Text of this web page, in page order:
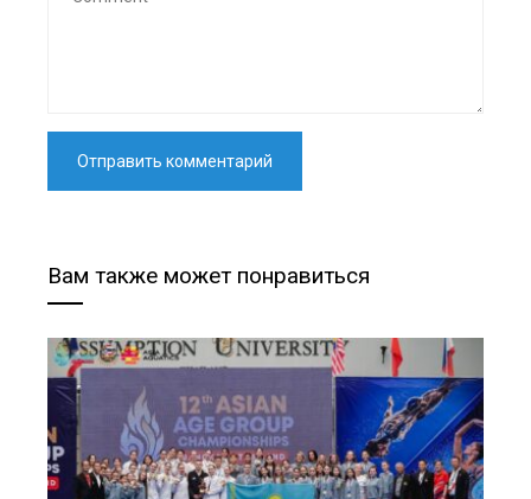
Вам также может понравиться